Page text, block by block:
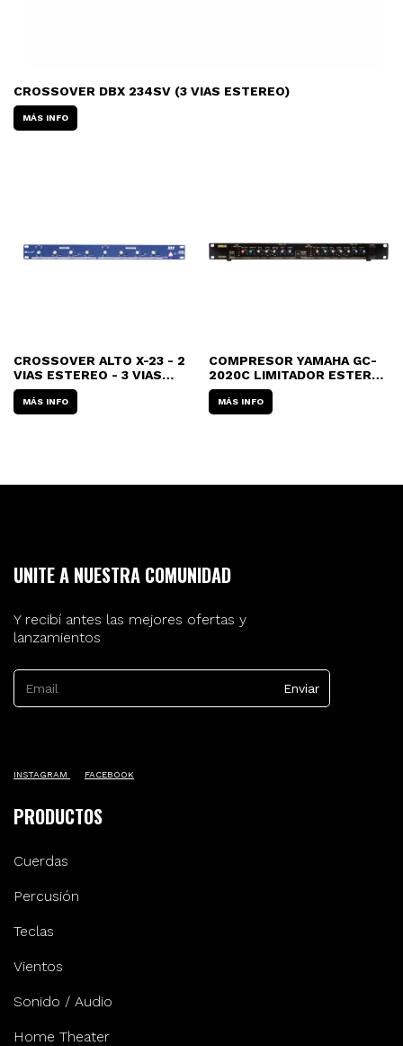
CROSSOVER DBX 234SV (3 VIAS ESTEREO)
MÁS INFO
CROSSOVER ALTO X-23 - 2
VIAS ESTEREO - 3 VIAS
MONO
MÁS INFO
COMPRESOR YAMAHA GC-
2020C LIMITADOR ESTEREO
PROFESIONAL
MÁS INFO
UNITE A NUESTRA COMUNIDAD
Y recibí antes las mejores ofertas y
lanzamientos
INSTAGRAM FACEBOOK
PRODUCTOS
Cuerdas
Percusión
Teclas
Vientos
Sonido / Audio
Home Theater